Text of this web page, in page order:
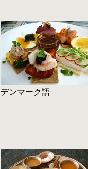
デンマーク語